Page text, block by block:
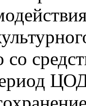
со